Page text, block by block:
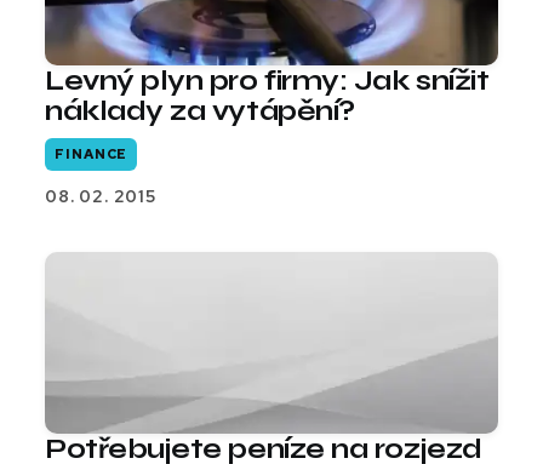
Levný plyn pro firmy: Jak snížit
náklady za vytápění?
FINANCE
08. 02. 2015
Potřebujete peníze na rozjezd